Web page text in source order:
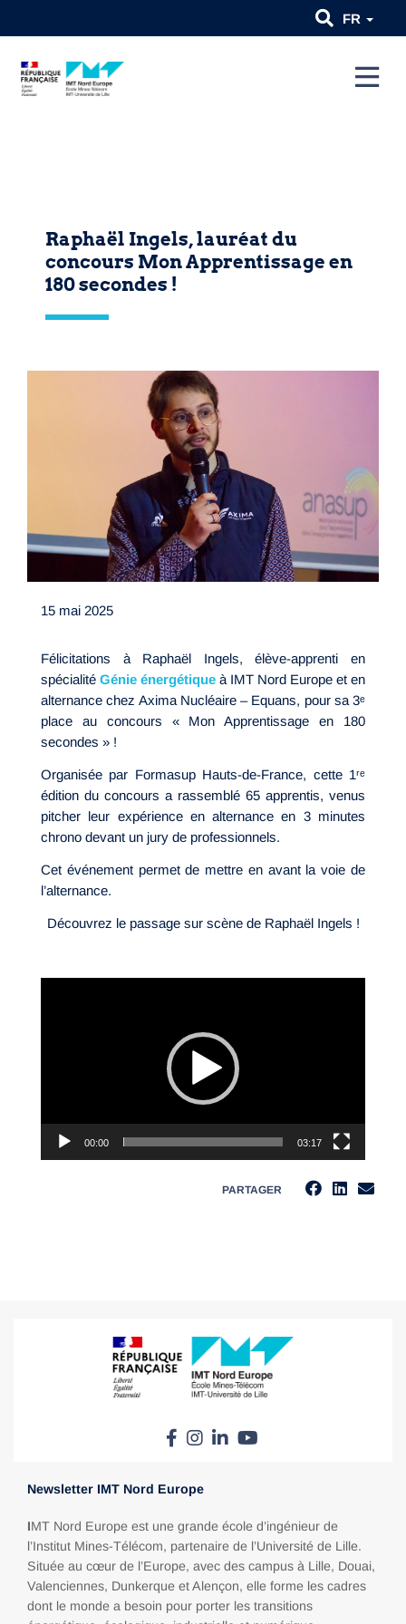
FR
Raphaël Ingels, lauréat du
concours Mon Apprentissage en
180 secondes !
15 mai 2025
Félicitations à Raphaël Ingels, élève-apprenti en
spécialité Génie énergétique à IMT Nord Europe et en
alternance chez Axima Nucléaire – Equans, pour sa 3ᵉ
place au concours « Mon Apprentissage en 180
secondes » !
Organisée par Formasup Hauts-de-France, cette 1ʳᵉ
édition du concours a rassemblé 65 apprentis, venus
pitcher leur expérience en alternance en 3 minutes
chrono devant un jury de professionnels.
Cet événement permet de mettre en avant la voie de
l’alternance.
Découvrez le passage sur scène de Raphaël Ingels !
00:00 03:17
PARTAGER
Newsletter IMT Nord Europe
IMT Nord Europe est une grande école d’ingénieur de
l’Institut Mines-Télécom, partenaire de l’Université de Lille.
Située au cœur de l’Europe, avec des campus à Lille, Douai,
Valenciennes, Dunkerque et Alençon, elle forme les cadres
dont le monde a besoin pour porter les transitions